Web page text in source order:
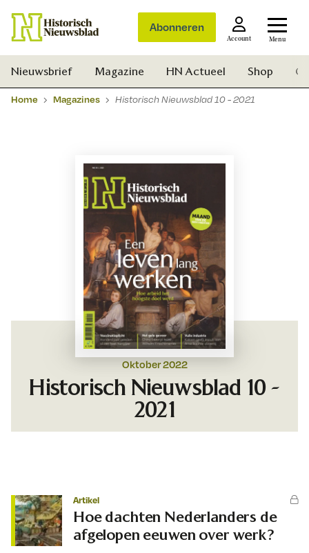
Abonneren
Account Menu
Nieuwsbrief Magazine HN Actueel Shop
Home Magazines Historisch Nieuwsblad 10 - 2021
Oktober 2022
Historisch Nieuwsblad 10 -
2021
Artikel
Hoe dachten Nederlanders de
afgelopen eeuwen over werk?